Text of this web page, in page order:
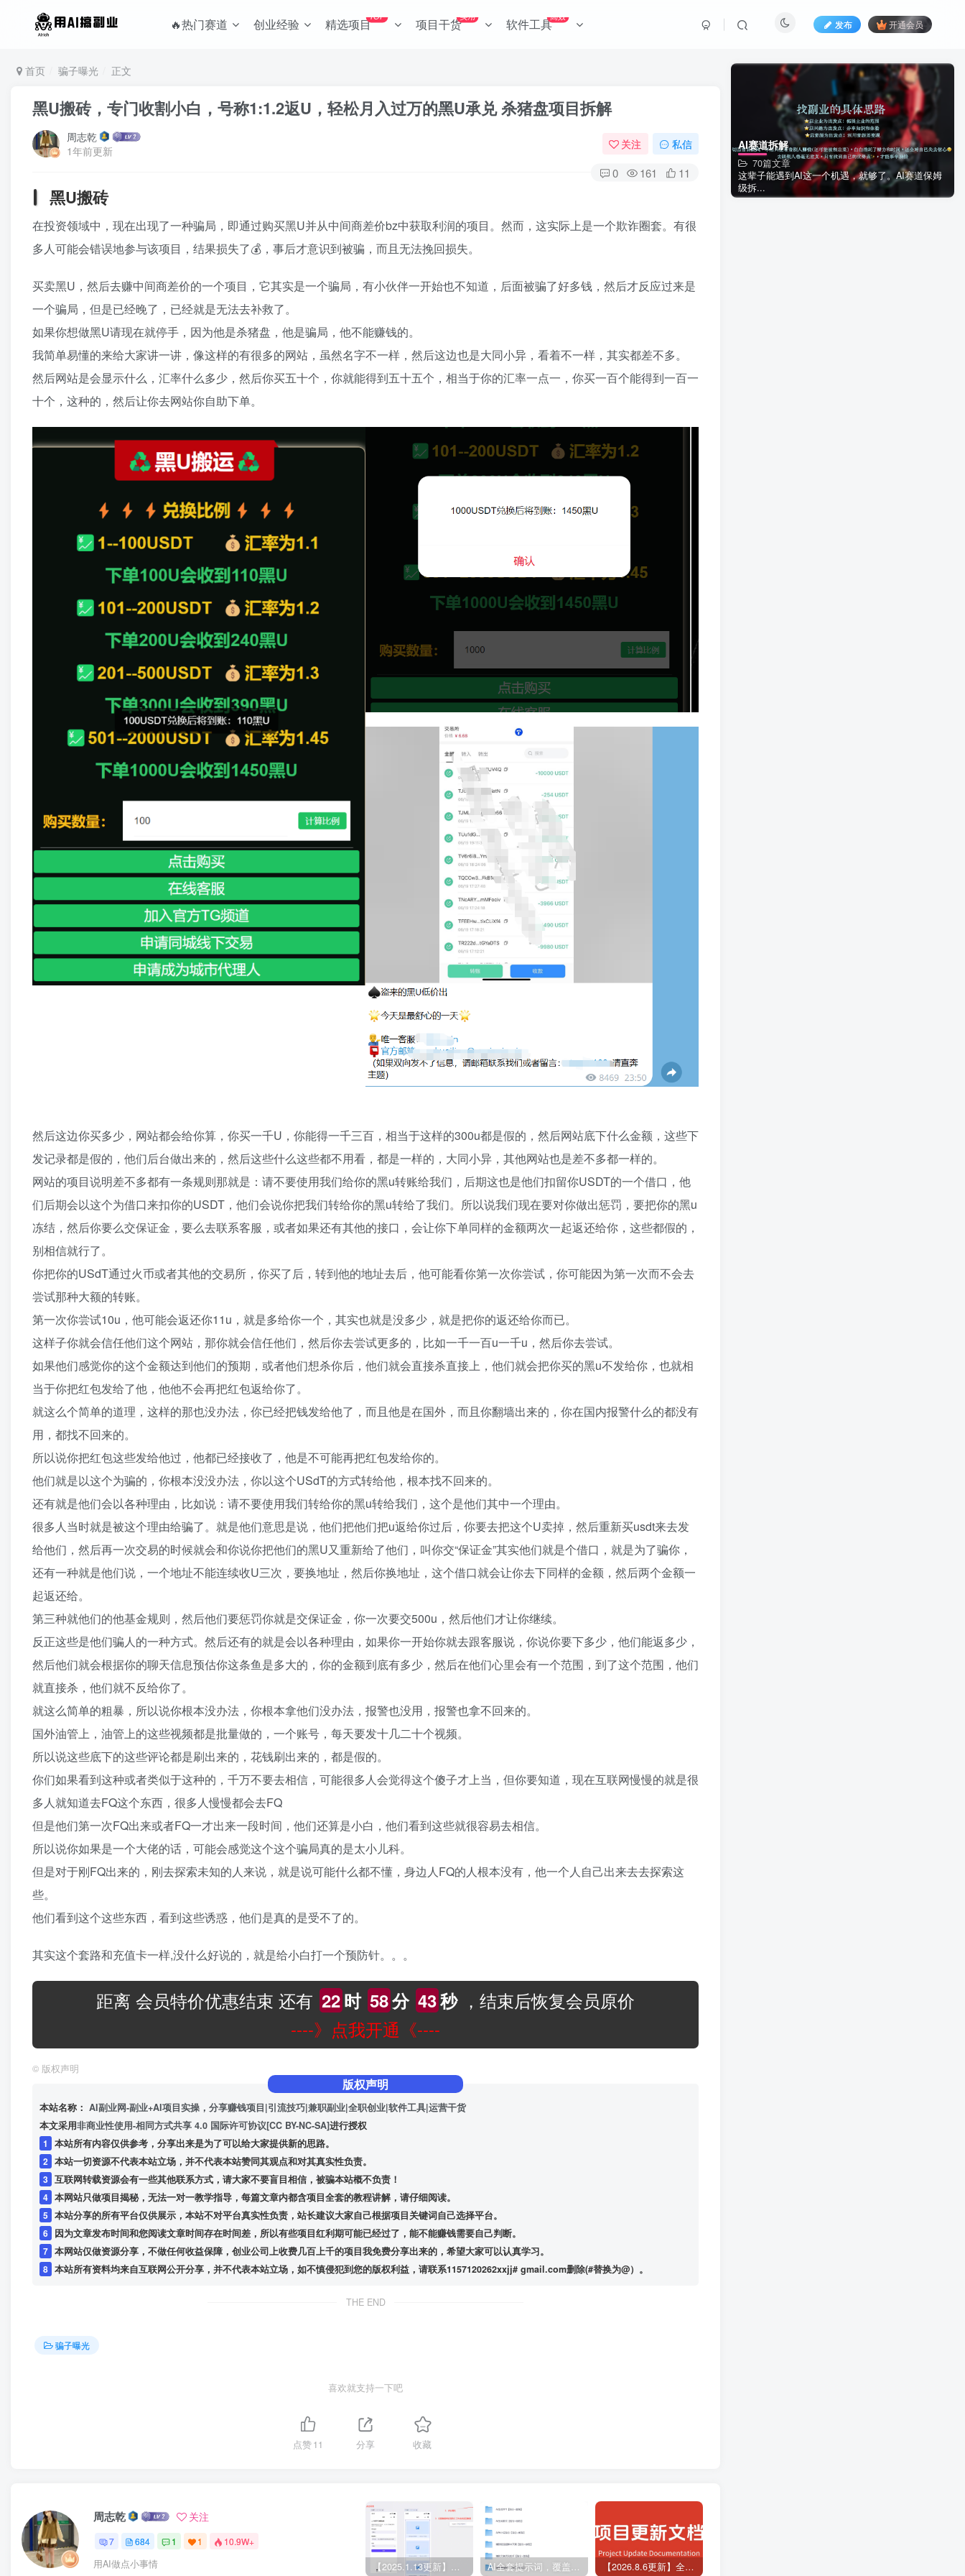
🔥热门赛道 创业经验 精选项目TOP 项目干货实用 软件工具高效
发布 开通会员
首页 骗子曝光 正文
黑U搬砖，专门收割小白，号称1:1.2返U，轻松月入过万的黑U承兑 杀猪盘项目拆解
周志乾
1年前更新
关注 私信
0 161 11
黑U搬砖
在投资领域中，现在出现了一种骗局，即通过购买黑U并从中间商差价bz中获取利润的项目。然而，这实际上是一个欺诈圈套。有很
多人可能会错误地参与该项目，结果损失了💰，事后才意识到被骗，而且无法挽回损失。
买卖黑U，然后去赚中间商差价的一个项目，它其实是一个骗局，有小伙伴一开始也不知道，后面被骗了好多钱，然后才反应过来是
一个骗局，但是已经晚了，已经就是无法去补救了。
如果你想做黑U请现在就停手，因为他是杀猪盘，他是骗局，他不能赚钱的。
我简单易懂的来给大家讲一讲，像这样的有很多的网站，虽然名字不一样，然后这边也是大同小异，看着不一样，其实都差不多。
然后网站是会显示什么，汇率什么多少，然后你买五十个，你就能得到五十五个，相当于你的汇率一点一，你买一百个能得到一百一
十个，这种的，然后让你去网站你自助下单。
然后这边你买多少，网站都会给你算，你买一千U，你能得一千三百，相当于这样的300u都是假的，然后网站底下什么金额，这些下
发记录都是假的，他们后台做出来的，然后这些什么这些都不用看，都是一样的，大同小异，其他网站也是差不多都一样的。
网站的项目说明差不多都有一条规则那就是：请不要使用我们给你的黑u转账给我们，后期这也是他们扣留你USDT的一个借口，他
们后期会以这个为借口来扣你的USDT，他们会说你把我们转给你的黑u转给了我们。所以说我们现在要对你做出惩罚，要把你的黑u
冻结，然后你要么交保证金，要么去联系客服，或者如果还有其他的接口，会让你下单同样的金额两次一起返还给你，这些都假的，
别相信就行了。
你把你的USdT通过火币或者其他的交易所，你买了后，转到他的地址去后，他可能看你第一次你尝试，你可能因为第一次而不会去
尝试那种大额的转账。
第一次你尝试10u，他可能会返还你11u，就是多给你一个，其实也就是没多少，就是把你的返还给你而已。
这样子你就会信任他们这个网站，那你就会信任他们，然后你去尝试更多的，比如一千一百u一千u，然后你去尝试。
如果他们感觉你的这个金额达到他们的预期，或者他们想杀你后，他们就会直接杀直接上，他们就会把你买的黑u不发给你，也就相
当于你把红包发给了他，他他不会再把红包返给你了。
就这么个简单的道理，这样的那也没办法，你已经把钱发给他了，而且他是在国外，而且你翻墙出来的，你在国内报警什么的都没有
用，都找不回来的。
所以说你把红包这些发给他过，他都已经接收了，他是不可能再把红包发给你的。
他们就是以这个为骗的，你根本没没办法，你以这个USdT的方式转给他，根本找不回来的。
还有就是他们会以各种理由，比如说：请不要使用我们转给你的黑u转给我们，这个是他们其中一个理由。
很多人当时就是被这个理由给骗了。就是他们意思是说，他们把他们把u返给你过后，你要去把这个U卖掉，然后重新买usdt来去发
给他们，然后再一次交易的时候就会和你说你把他们的黑U又重新给了他们，叫你交“保证金”其实他们就是个借口，就是为了骗你，
还有一种就是他们说，一个地址不能连续收U三次，要换地址，然后你换地址，这个借口就会让你去下同样的金额，然后两个金额一
起返还给。
第三种就他们的他基金规则，然后他们要惩罚你就是交保证金，你一次要交500u，然后他们才让你继续。
反正这些是他们骗人的一种方式。然后还有的就是会以各种理由，如果你一开始你就去跟客服说，你说你要下多少，他们能返多少，
然后他们就会根据你的聊天信息预估你这条鱼是多大的，你的金额到底有多少，然后在他们心里会有一个范围，到了这个范围，他们
就直接杀，他们就不反给你了。
就这么简单的粗暴，所以说你根本没办法，你根本拿他们没办法，报警也没用，报警也拿不回来的。
国外油管上，油管上的这些视频都是批量做的，一个账号，每天要发十几二十个视频。
所以说这些底下的这些评论都是刷出来的，花钱刷出来的，都是假的。
你们如果看到这种或者类似于这种的，千万不要去相信，可能很多人会觉得这个傻子才上当，但你要知道，现在互联网慢慢的就是很
多人就知道去FQ这个东西，很多人慢慢都会去FQ
但是他们第一次FQ出来或者FQ一才出来一段时间，他们还算是小白，他们看到这些就很容易去相信。
所以说你如果是一个大佬的话，可能会感觉这个这个骗局真的是太小儿科。
但是对于刚FQ出来的，刚去探索未知的人来说，就是说可能什么都不懂，身边人FQ的人根本没有，他一个人自己出来去去探索这
些。
他们看到这个这些东西，看到这些诱惑，他们是真的是受不了的。
其实这个套路和充值卡一样,没什么好说的，就是给小白打一个预防针。。。
距离 会员特价优惠结束 还有 22时 58分 42秒，结束后恢复会员原价
----》点我开通《----
© 版权声明
版权声明
本站名称： AI副业网-副业+AI项目实操，分享赚钱项目|引流技巧|兼职副业|全职创业|软件工具|运营干货
本文采用非商业性使用-相同方式共享 4.0 国际许可协议[CC BY-NC-SA]进行授权
1
本站所有内容仅供参考，分享出来是为了可以给大家提供新的思路。
2 本站一切资源不代表本站立场，并不代表本站赞同其观点和对其真实性负责。
3 互联网转载资源会有一些其他联系方式，请大家不要盲目相信，被骗本站概不负责！
4 本网站只做项目揭秘，无法一对一教学指导，每篇文章内都含项目全套的教程讲解，请仔细阅读。
5 本站分享的所有平台仅供展示，本站不对平台真实性负责，站长建议大家自己根据项目关键词自己选择平台。
6 因为文章发布时间和您阅读文章时间存在时间差，所以有些项目红利期可能已经过了，能不能赚钱需要自己判断。
7 本网站仅做资源分享，不做任何收益保障，创业公司上收费几百上千的项目我免费分享出来的，希望大家可以认真学习。
8 本站所有资料均来自互联网公开分享，并不代表本站立场，如不慎侵犯到您的版权利益，请联系1157120262xxjj# gmail.com删除(#替换为@）。
THE END
骗子曝光
喜欢就支持一下吧
点赞11 分享 收藏
周志乾 关注
7 684 1 1 10.9W+
用AI做点小事情 【2025.1.13更新】Coze应用实战 如何利用coze应用功能，开发一个小程序，并发布到微信 AI全套提示词，覆盖微头条、小说、短视频脚本等32+创作场景 【2026.8.6更新】全网项目资源合集 每日更新
AI赛道拆解
70篇文章
这辈子能遇到AI这一个机遇，就够了。AI赛道保姆
级拆...